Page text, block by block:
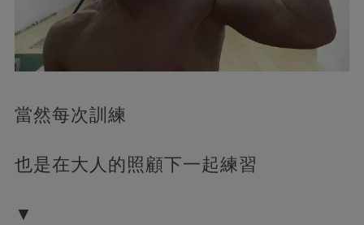
當然每次訓練
也是在大人的照顧下一起練習
▼